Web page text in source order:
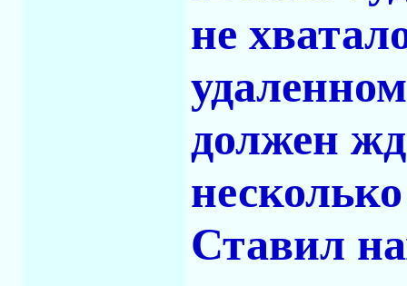
не
должен
Ставил